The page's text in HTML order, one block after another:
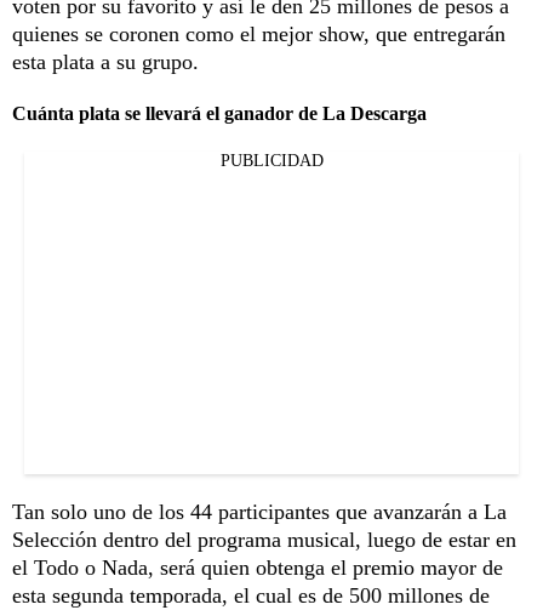
voten por su favorito y así le den 25 millones de pesos a
quienes se coronen como el mejor show, que entregarán
esta plata a su grupo.
Cuánta plata se llevará el ganador de La Descarga
PUBLICIDAD
Tan solo uno de los 44 participantes que avanzarán a La
Selección dentro del programa musical, luego de estar en
el Todo o Nada, será quien obtenga el premio mayor de
esta segunda temporada, el cual es de 500 millones de